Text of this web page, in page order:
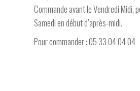
Commande avant le Vendredi Midi,
Samedi en début d’après-midi.
Pour commander :05 33 04 04 04